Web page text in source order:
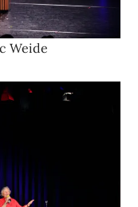
Weide